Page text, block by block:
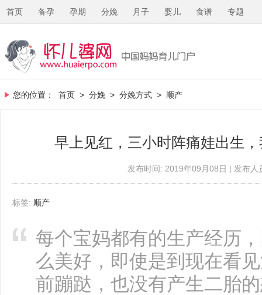
首页 备孕 孕期 分娩 月子 婴儿 食谱 专题
您的位置： 首页 > 分娩 > 分娩方式 > 顺产
早上见红，三小时阵痛娃出生
发布时间: 2019年09月08日 | 发布
标签: 顺产
每个宝妈都有的生产经历
么美好，即使是到现在看
前蹦跶，也没有产生二胎